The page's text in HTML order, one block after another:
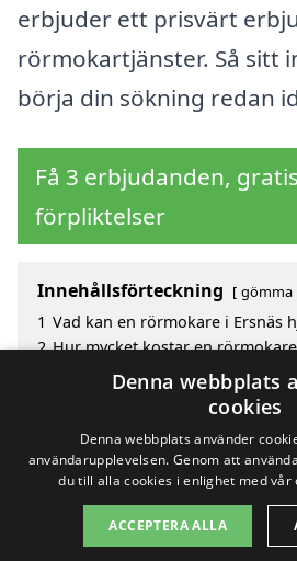
erbjuder ett prisvärt
rörmokartjänster. Så sitt
börja din sökning redan
Få 3 erbjudanden,
förpliktelser
Innehållsförteckning gömma
1 Vad kan en rörmokare i Ersnäs
2 Hur mycket kostar en rörmokare
Fördelar med att välja
Sök efter en skicklig rörmokare i
Copyright 2026 -
Om / kontakt Blogg
Denna webbplats
cookies
Denna webbplats använder
användarupplevelsen. Genom att
du till alla cookies i enlighet med vår
ACCEPTERA ALLA